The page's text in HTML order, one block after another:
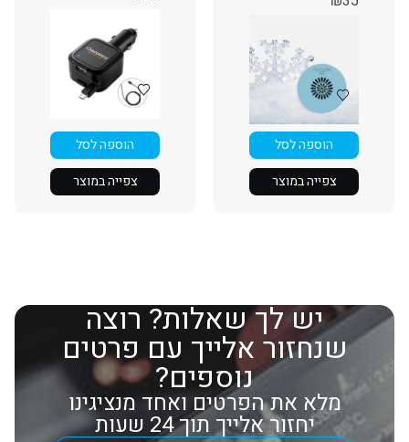
הוספה לסל
צפייה במוצר
הוספה לסל
צפייה במוצר
יש לך שאלות? רוצה
שנחזור אלייך עם פרטים
נוספים?
מלא את הפרטים ואחד מנציגינו
יחזור אלייך תוך 24 שעות